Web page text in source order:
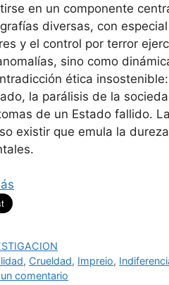
en un componente
diversas, con
y el control por terror
sino como
ética
la parálisis de la
de un Estado fallido.
existir que emula la
, Crueldad, Impreio,
comentario